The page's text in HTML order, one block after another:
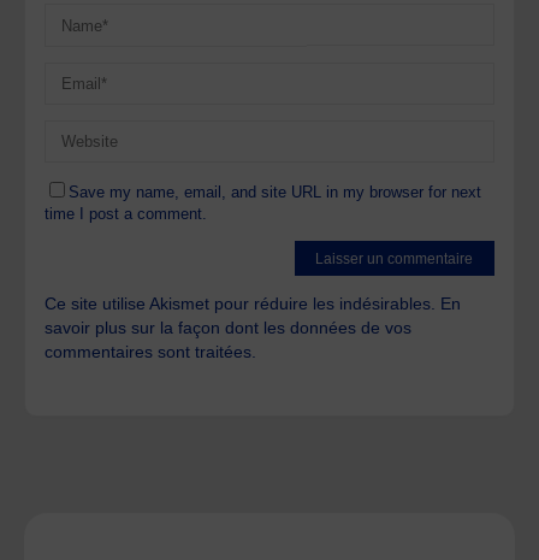
Save my name, email, and site URL in my browser for next
time I post a comment.
Ce site utilise Akismet pour réduire les indésirables. En
savoir plus sur la façon dont les données de vos
commentaires sont traitées